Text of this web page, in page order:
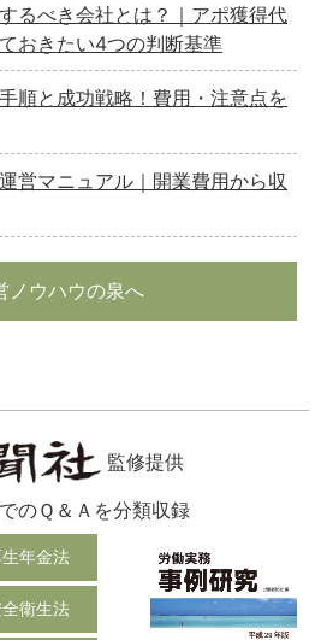
るべき会社とは？｜アポ獲得代
おきたい4つの判断基準
順と成功戦略！費用・注意点を
営マニュアル｜開業費用から収
ノウハウの泉へ
監修提供
のＱ＆Ａを分類収録
生年金法
衛生法